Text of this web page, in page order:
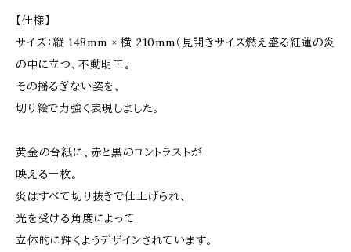
【仕様】
サイズ：縦 148mm × 横 210mm（見開きサイズ燃え盛る紅蓮の炎
の中に立つ、不動明王。
その揺るぎない姿を、
切り絵で力強く表現しました。
黄金の台紙に、赤と黒のコントラストが
映える一枚。
炎はすべて切り抜きで仕上げられ、
光を受ける角度によって
立体的に輝くようデザインされています。